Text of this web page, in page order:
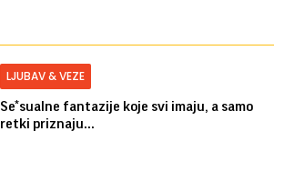
LJUBAV & VEZE
Se*sualne fantazije koje svi imaju, a samo
retki priznaju...